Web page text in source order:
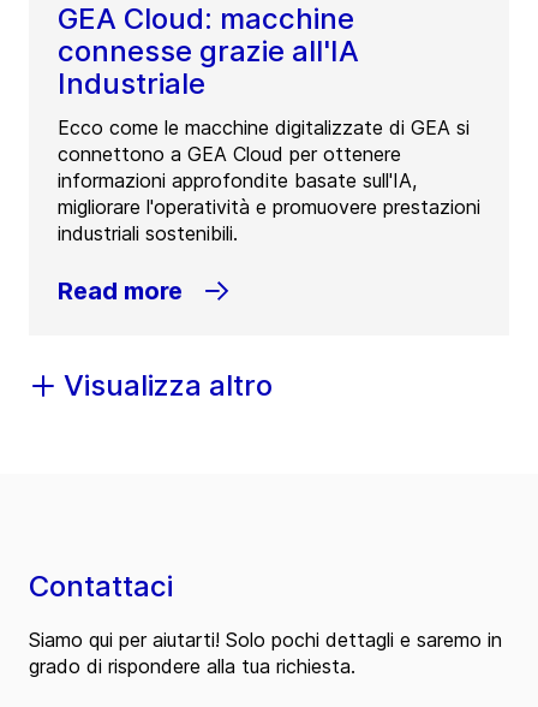
GEA Cloud: macchine
connesse grazie all'IA
Industriale
Ecco come le macchine digitalizzate di GEA si
connettono a GEA Cloud per ottenere
informazioni approfondite basate sull'IA,
migliorare l'operatività e promuovere prestazioni
industriali sostenibili.
Read more
Visualizza altro
Contattaci
Siamo qui per aiutarti! Solo pochi dettagli e saremo in
grado di rispondere alla tua richiesta.